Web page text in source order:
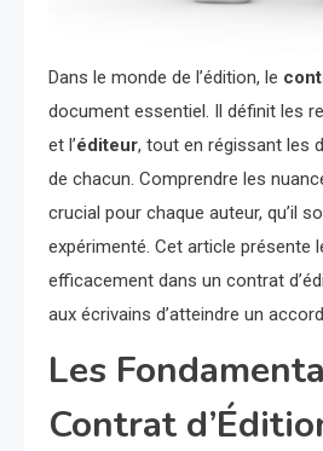
Dans le monde de l’édition, le
document essentiel. Il définit les
et l’éditeur, tout en régissant les
de chacun. Comprendre les
crucial pour chaque auteur, qu’il
expérimenté. Cet article présente
efficacement dans un contrat
aux écrivains d’atteindre un
Les
Contrat